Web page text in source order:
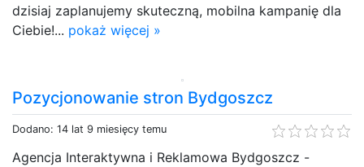
dzisiaj zaplanujemy skuteczną, mobilna kampanię dla
Ciebie!... pokaż więcej »
Pozycjonowanie stron Bydgoszcz
Dodano: 14 lat 9 miesięcy temu
Agencja Interaktywna i Reklamowa Bydgoszcz -